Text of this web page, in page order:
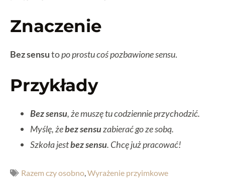
Znaczenie
Bez sensutopo prostu coś pozbawione sensu.
Przykłady
Bez sensu, że muszę tu codziennie przychodzić.
Myślę, żebez sensuzabierać go ze sobą.
Szkoła jestbez sensu. Chcę już pracować!
Razem czy osobno Wyrażenie przyimkowe